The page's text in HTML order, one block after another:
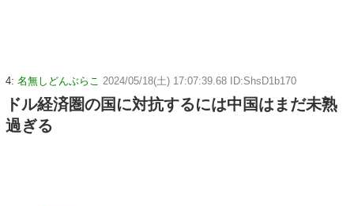
4: 名無しどんぶらこ 2024/05/18(土) 17:07:39.68 ID:ShsD1b170
ドル経済圏の国に対抗するには中国はまだ未熟
過ぎる